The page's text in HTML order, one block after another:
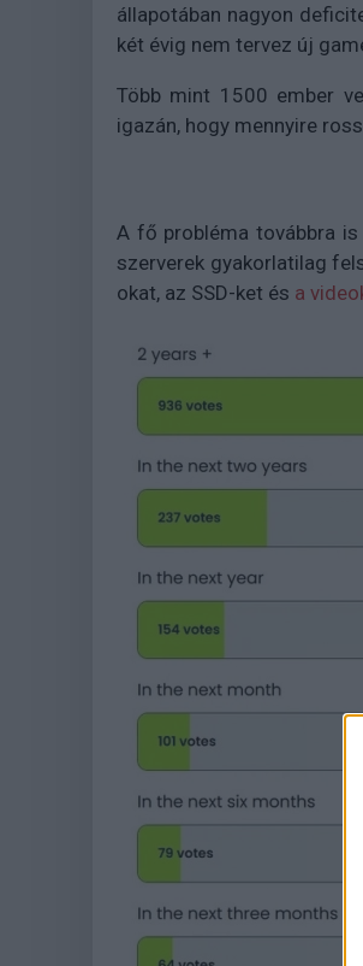
állapotában nagyon
két évig nem tervez új
Több mint 1500 ember
igazán, hogy mennyire
A fő probléma továbbra
szerverek gyakorlatilag
okat, az SSD-ket és a